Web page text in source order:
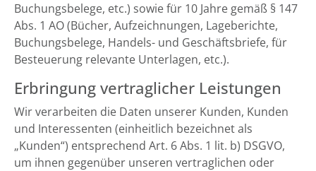
Buchungsbelege, etc.) sowie für 10 Jahre gemäß § 147
Abs. 1 AO (Bücher, Aufzeichnungen, Lageberichte,
Buchungsbelege, Handels- und Geschäftsbriefe, für
Besteuerung relevante Unterlagen, etc.).
Erbringung vertraglicher Leistungen
Wir verarbeiten die Daten unserer Kunden, Kunden
und Interessenten (einheitlich bezeichnet als
„Kunden“) entsprechend Art. 6 Abs. 1 lit. b) DSGVO,
um ihnen gegenüber unseren vertraglichen oder